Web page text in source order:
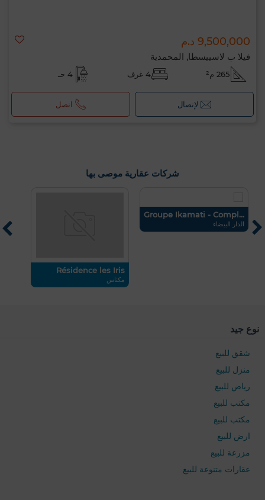
9,500,000 د.م
فيلا ب لاسييسطا, المحمدية
265 م² 4 غرف 4 حـ
لإتصال اتصل
شركات عقارية موصى بها
Groupe Ikamati - Compl...
الدار البيضاء
Résidence les Iris
مكناس
نوع جيد
شقق للبيع
منزل للبيع
رياض للبيع
مكتب للبيع
مكتب للبيع
ارض للبيع
مزرعة للبيع
عقارات متنوعة للبيع